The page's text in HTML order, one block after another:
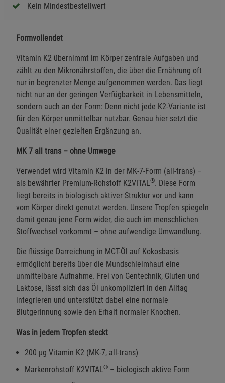
Kein Mindestbestellwert
Formvollendet
Vitamin K2 übernimmt im Körper zentrale Aufgaben und
zählt zu den Mikronährstoffen, die über die Ernährung oft
nur in begrenzter Menge aufgenommen werden. Das liegt
nicht nur an der geringen Verfügbarkeit in Lebensmitteln,
sondern auch an der Form: Denn nicht jede K2-Variante ist
für den Körper unmittelbar nutzbar. Genau hier setzt die
Qualität einer gezielten Ergänzung an.
MK 7 all trans – ohne Umwege
Verwendet wird Vitamin K2 in der MK-7-Form (all-trans) –
als bewährter Premium-Rohstoff K2VITAL ®. Diese Form
liegt bereits in biologisch aktiver Struktur vor und kann
vom Körper direkt genutzt werden. Unsere Tropfen spiegeln
damit genau jene Form wider, die auch im menschlichen
Stoffwechsel vorkommt – ohne aufwendige Umwandlung.
Die flüssige Darreichung in MCT-Öl auf Kokosbasis
ermöglicht bereits über die Mundschleimhaut eine
unmittelbare Aufnahme. Frei von Gentechnik, Gluten und
Laktose, lässt sich das Öl unkompliziert in den Alltag
integrieren und unterstützt dabei eine normale
Blutgerinnung sowie den Erhalt normaler Knochen.
Was in jedem Tropfen steckt
200 µg Vitamin K2 (MK-7, all-trans)
Markenrohstoff K2VITAL ® – biologisch aktive Form